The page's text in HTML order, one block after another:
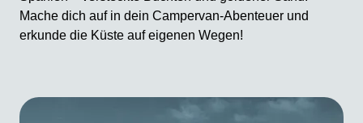
Mache dich auf in dein Campervan-Abenteuer und
erkunde die Küste auf eigenen Wegen!